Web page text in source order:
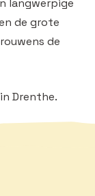
langwerpige
de grote
de
Drenthe.